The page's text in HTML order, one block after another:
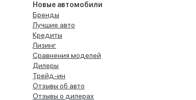
Новые автомобили
Бренды
Лучшие авто
Кредиты
Лизинг
Сравнения моделей
Дилеры
Трейд-ин
Отзывы об авто
Отзывы о дилерах